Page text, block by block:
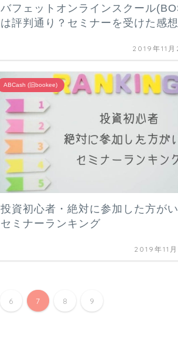
バフェットオンラインスクール
は評判通り？セミナーを受けた感想
2019年11月
ABCash (旧bookee)
投資初心者・絶対に参加した方が
セミナーランキング
2019年11
6 7 8 9